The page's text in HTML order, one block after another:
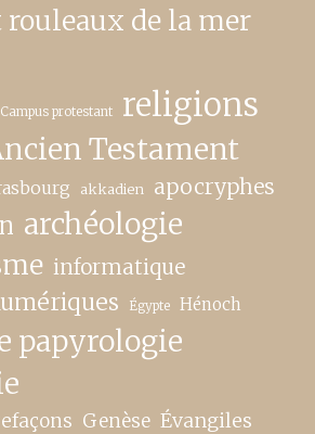
rouleaux de la mer
protestant religions
Testament
akkadien apocryphes
archéologie
informatique
Égypte Hénoch
papyrologie
Genèse Évangiles